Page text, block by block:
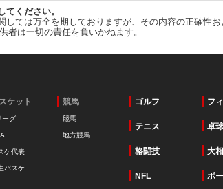
てください。
ては万全を期しておりますが、その内容の正確性
は一切の責任を負いかねます。
ケット
ーグ
ケ代表
バスケ
競馬
競馬
地方競馬
ゴルフ フ
テニス 卓球
格闘技 大
NFL ボ